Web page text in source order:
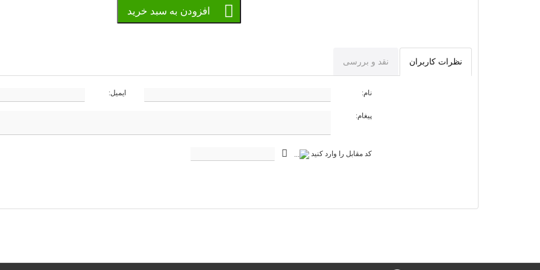
افزودن به سبد خرید
نظرات کاربران نقد و بررسی
نام: ایمیل:
پیغام:
کد مقابل را وارد کنید